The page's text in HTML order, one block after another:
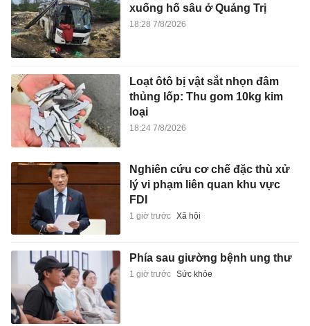
xuống hố sâu ở Quảng Trị
18:28 7/8/2026
Loạt ôtô bị vật sắt nhọn đâm
thủng lốp: Thu gom 10kg kim
loại
18:24 7/8/2026
Nghiên cứu cơ chế đặc thù xử
lý vi phạm liên quan khu vực
FDI
1 giờ trước Xã hội
Phía sau giường bệnh ung thư
1 giờ trước Sức khỏe